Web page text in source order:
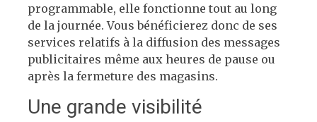
programmable, elle fonctionne tout au long
de la journée. Vous bénéficierez donc de ses
services relatifs à la diffusion des messages
publicitaires même aux heures de pause ou
après la fermeture des magasins.
Une grande visibilité